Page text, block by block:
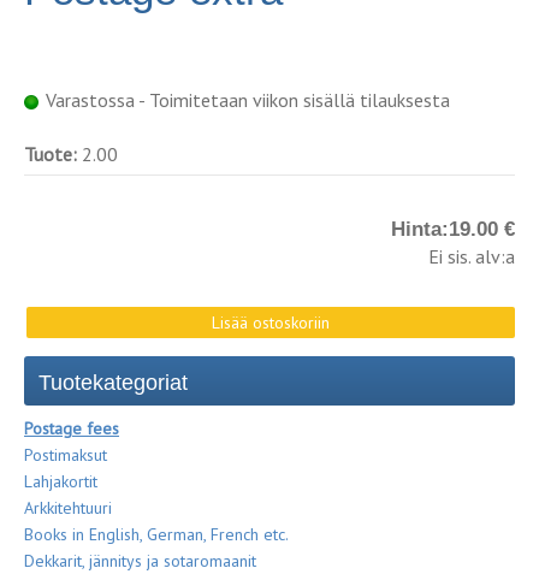
Varastossa - Toimitetaan viikon sisällä tilauksesta
Tuote: 2.00
Hinta:19.00 €
Ei sis. alv:a
Tuotekategoriat
Postage fees
Postimaksut
Lahjakortit
Arkkitehtuuri
Books in English, German, French etc.
Dekkarit, jännitys ja sotaromaanit